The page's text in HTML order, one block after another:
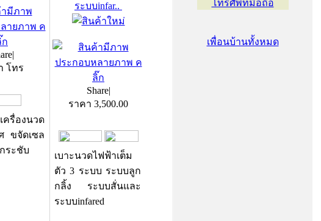
|
โทร
ครื่องนวด
ขจัดเซล
ระชับ
ระบบinfar..
Share|
ราคา 3,500.00
เบาะนวดไฟฟ้าเต็ม
ตัว 3 ระบบ ระบบลูก
กลิ้ง ระบบสั่นและ
ระบบinfared
เพื่อนบ้านทั้งหมด